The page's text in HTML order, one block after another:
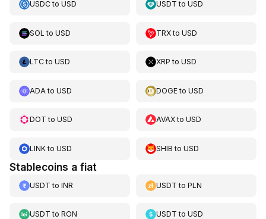
USDCto USD USDT toUSD
SOL to USD TRXtoUSD
LTCto USD XRP toUSD
ADA to USD DOGEtoUSD
DOT to USD AVAXtoUSD
LINKto USD SHIB toUSD
Stablecoins a fiat
USDT to INR USDT toPLN
USDT to RON USDT toUSD